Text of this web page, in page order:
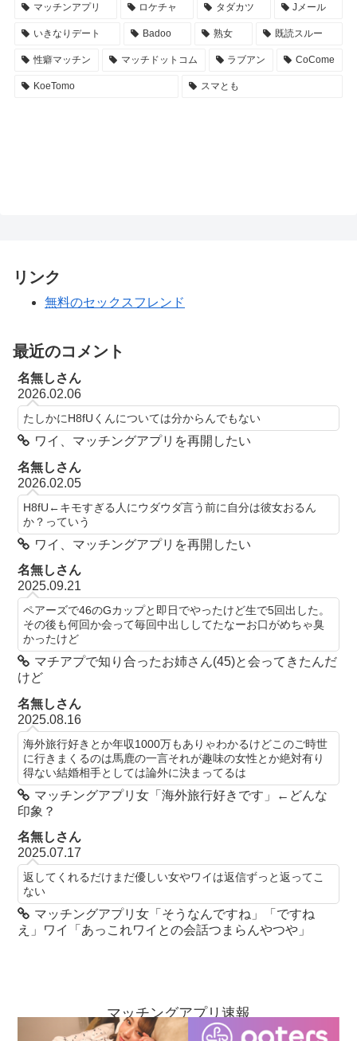
マッチンアプリ ロケチャ タダカツ Jメール
いきなりデート Badoo 熟女 既読スルー
性癖マッチン マッチドットコム ラブアン CoCome
KoeTomo スマとも
リンク
無料のセックスフレンド
最近のコメント
名無しさん
2026.02.06
たしかにH8fUくんについては分からんでもない
ワイ、マッチングアプリを再開したい
名無しさん
2026.02.05
H8fU←キモすぎる人にウダウダ言う前に自分は彼女おるん
か？っていう
ワイ、マッチングアプリを再開したい
名無しさん
2025.09.21
ペアーズで46のGカップと即日でやったけど生で5回出した。
その後も何回か会って毎回中出ししてたなーお口がめちゃ臭
かったけど
マチアプで知り合ったお姉さん(45)と会ってきたんだ
けど
名無しさん
2025.08.16
海外旅行好きとか年収1000万もありゃわかるけどこのご時世
に行きまくるのは馬鹿の一言それが趣味の女性とか絶対有り
得ない結婚相手としては論外に決まってるは
マッチングアプリ女「海外旅行好きです」←どんな
印象？
名無しさん
2025.07.17
返してくれるだけまだ優しい女やワイは返信ずっと返ってこ
ない
マッチングアプリ女「そうなんですね」「ですね
え」ワイ「あっこれワイとの会話つまらんやつや」
マッチングアプリ速報
お問い合わせ 当ブログについて